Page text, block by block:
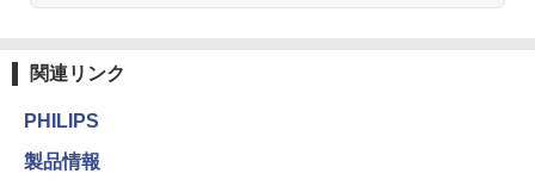
関連リンク
PHILIPS
製品情報